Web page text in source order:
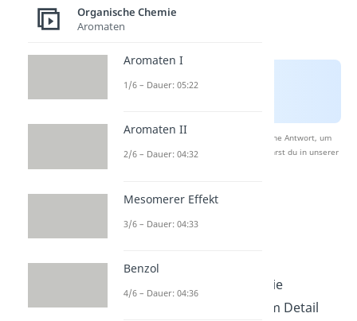
Nach Beantwortung speichern wir deine Antwort, um
Studyflix zu verbessern. Mehr dazu erfährst du in unserer
Eigenschaften
Bevor wir dir zeigen wie die
Reaktionsmechanismen im Detail
Organische Chemie
Aromaten
Aromaten I
1/6 – Dauer: 05:22
Aromaten II
2/6 – Dauer: 04:32
Mesomerer Effekt
3/6 – Dauer: 04:33
Benzol
4/6 – Dauer: 04:36